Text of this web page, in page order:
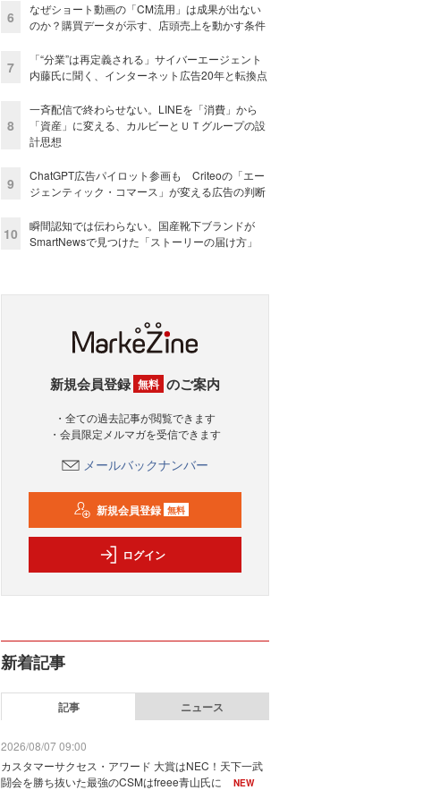
6
なぜショート動画の「CM流用」は成果が出ない
のか？購買データが示す、店頭売上を動かす条件
7
「“分業”は再定義される」サイバーエージェント
内藤氏に聞く、インターネット広告20年と転換点
8
一斉配信で終わらせない。LINEを「消費」から
「資産」に変える、カルビーとＵＴグループの設
計思想
9
ChatGPT広告パイロット参画も Criteoの「エー
ジェンティック・コマース」が変える広告の判断
10
瞬間認知では伝わらない。国産靴下ブランドが
SmartNewsで見つけた「ストーリーの届け方」
新規会員登録 無料 のご案内
・全ての過去記事が閲覧できます
・会員限定メルマガを受信できます
メールバックナンバー
新規会員登録 無料
ログイン
新着記事
記事 ニュース
2026/08/07 09:00
カスタマーサクセス・アワード 大賞はNEC！天下一武
闘会を勝ち抜いた最強のCSMはfreee青山氏に
NEW